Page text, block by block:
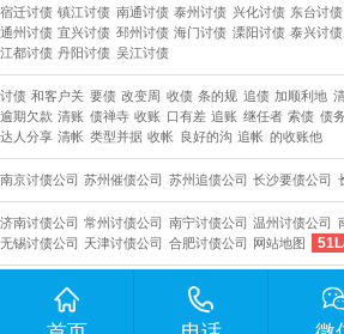
宿迁讨债 镇江讨债 南通讨债 泰州讨债 兴化讨债 东台讨债
通州讨债 宜兴讨债 邳州讨债 海门讨债 溧阳讨债 泰兴讨债
江都讨债 丹阳讨债 吴江讨债
讨债 和客户关 要债 改变周 收债 条的规 追债 加顺利地
逾期欠款 清账 债禅寺 收账 口有差 追账 继任者 索债 债
达人分享 清帐 类型并据 收帐 良好的沟 追帐 的收账他
南京讨债公司 苏州催债公司 苏州追债公司 长沙要债公司
济南讨债公司 常州讨债公司 南宁讨债公司 温州讨债公司
无锡讨债公司 天津讨债公司 合肥讨债公司 网站地图